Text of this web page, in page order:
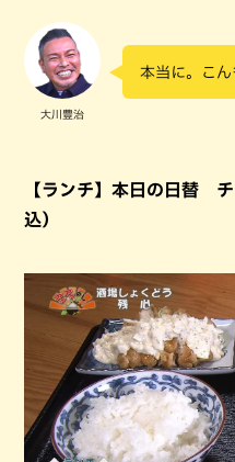
大川豊治
本当に。こん
【ランチ】本日の日替
込）